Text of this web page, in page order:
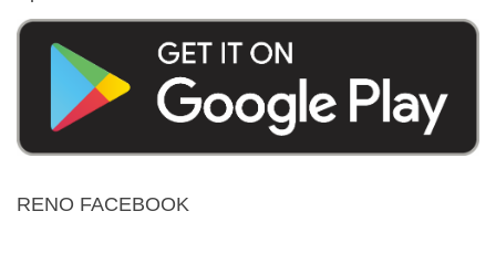
RENO FACEBOOK